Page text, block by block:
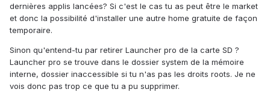
dernières applis lancées? Si c'est le cas tu as peut être le market
et donc la possibilité d'installer une autre home gratuite de façon
temporaire.
Sinon qu'entend-tu par retirer Launcher pro de la carte SD ?
Launcher pro se trouve dans le dossier system de la mémoire
interne, dossier inaccessible si tu n'as pas les droits roots. Je ne
vois donc pas trop ce que tu a pu supprimer.